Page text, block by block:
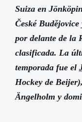
Suiza en
České
por delante de la
clasificada. La
temporada fue el
Hockey de
Ängelholm y